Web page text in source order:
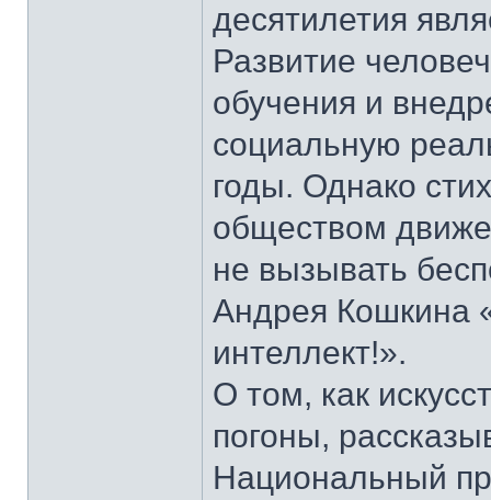
десятилетия
Развитие
обучения и
социальную
годы. Однако
обществом
не вызывать
Андрея Кошкина
интеллект!».
О том, как
погоны,
Национальный